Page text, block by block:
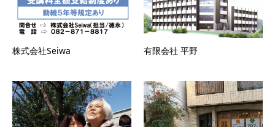
株式会社Seiwa 有限会社 平野